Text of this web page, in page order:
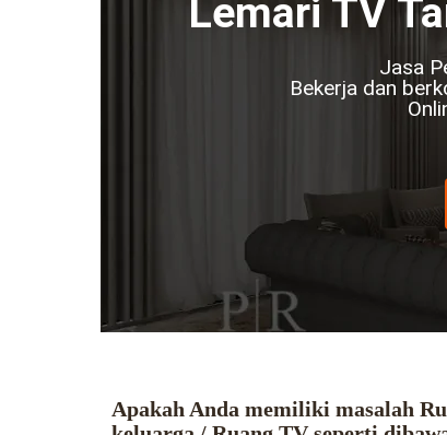
Lemari TV
Jasa
Bekerja dan
Apakah Anda memiliki masalah